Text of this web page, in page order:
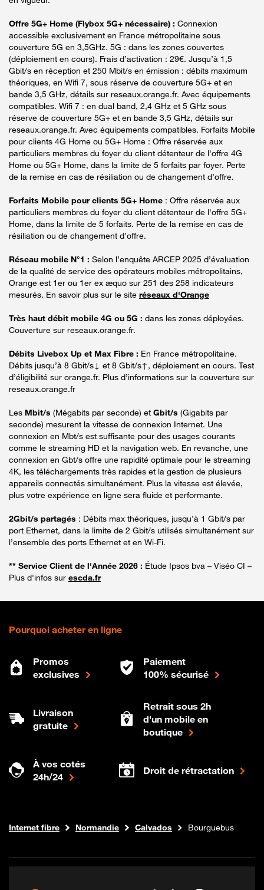
Offre 5G+ Home (Flybox 5G+ nécessaire) : Connexion
accessible exclusivement en France métropolitaine sous
couverture 5G en 3,5GHz. 5G : dans les zones couvertes
(déploiement en cours). Frais d’activation : 29€. Jusqu’à 1,5
Gbit/s en réception et 250 Mbit/s en émission : débits maximum
théoriques, en Wifi 7, sous réserve de couverture 5G+ et en
bande 3,5 GHz, détails sur reseaux.orange.fr. Avec équipements
compatibles. Wifi 7 : en dual band, 2,4 GHz et 5 GHz sous
réserve de couverture 5G+ et en bande 3,5 GHz, détails sur
reseaux.orange.fr. Avec équipements compatibles. Forfaits Mobile
pour clients 4G Home ou 5G+ Home : Offre réservée aux
particuliers membres du foyer du client détenteur de l'offre 4G
Home ou 5G+ Home, dans la limite de 5 forfaits par foyer. Perte
de la remise en cas de résiliation ou de changement d’offre.
Forfaits Mobile pour clients 5G+ Home : Offre réservée aux
particuliers membres du foyer du client détenteur de l'offre 5G+
Home, dans la limite de 5 forfaits. Perte de la remise en cas de
résiliation ou de changement d’offre.
Réseau mobile N°1 : Selon l’enquête ARCEP 2025 d’évaluation
de la qualité de service des opérateurs mobiles métropolitains,
Orange est 1er ou 1er ex æquo sur 251 des 258 indicateurs
mesurés. En savoir plus sur le site réseaux d'Orange
Très haut débit mobile 4G ou 5G : dans les zones déployées.
Couverture sur reseaux.orange.fr.
Débits Livebox Up et Max Fibre : En France métropolitaine.
Débits jusqu’à 8 Gbit/s↓ et 8 Gbit/s↑, déploiement en cours. Test
d’éligibilité sur orange.fr. Plus d’informations sur la couverture sur
reseaux.orange.fr
Les Mbit/s (Mégabits par seconde) et Gbit/s (Gigabits par
seconde) mesurent la vitesse de connexion Internet. Une
connexion en Mbt/s est suffisante pour des usages courants
comme le streaming HD et la navigation web. En revanche, une
connexion en Gbt/s offre une rapidité optimale pour le streaming
4K, les téléchargements très rapides et la gestion de plusieurs
appareils connectés simultanément. Plus la vitesse est élevée,
plus votre expérience en ligne sera fluide et performante.
2Gbit/s partagés : Débits max théoriques, jusqu’à 1 Gbit/s par
port Ethernet, dans la limite de 2 Gbit/s utilisés simultanément sur
l’ensemble des ports Ethernet et en Wi-Fi.
** Service Client de l'Année 2026 : Étude Ipsos bva – Viséo CI –
Plus d'infos sur escda.fr
Pourquoi acheter en ligne
Promos
exclusives
Paiement
100% sécurisé
Livraison
gratuite
Retrait sous 2h
d'un mobile en
boutique
À vos cotés
24h/24
Droit de rétractation
Boutique Orange
Internet fibre Normandie Calvados Bourguebus